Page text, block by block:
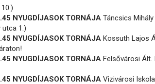
NYUGDÍJASOK TORNÁJA Táncsics
utca 1.)
NYUGDÍJASOK TORNÁJA Kossuth Lajos
NYUGDÍJASOK TORNÁJA Felsővárosi Ált.
NYUGDÍJASOK TORNÁJA Vizivárosi